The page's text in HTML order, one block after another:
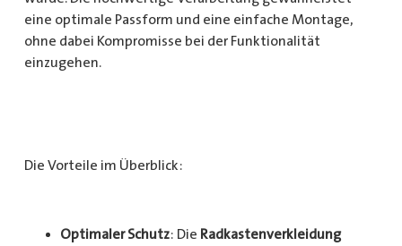
eine optimale Passform und eine einfache Montage,
ohne dabei Kompromisse bei der Funktionalität
einzugehen.
Die Vorteile im Überblick:
Optimaler Schutz: Die Radkastenverkleidung